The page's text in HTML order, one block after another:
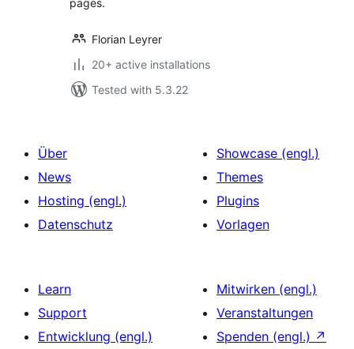
pages.
Florian Leyrer
20+ active installations
Tested with 5.3.22
Über
News
Hosting (engl.)
Datenschutz
Showcase (engl.)
Themes
Plugins
Vorlagen
Learn
Support
Entwicklung (engl.)
Mitwirken (engl.)
Veranstaltungen
Spenden (engl.) ↗